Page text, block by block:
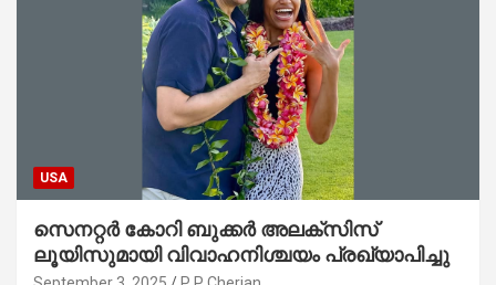
USA
സെനറ്റർ കോറി ബുക്കർ അലക്സിസ്
ലൂയിസുമായി വിവാഹനിശ്ചയം പ്രഖ്യാപിച്ചു